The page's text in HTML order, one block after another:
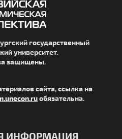
государственный
университет.
защищены.
сайта, ссылка на
обязательна.
ИНФОРМАЦИЯ